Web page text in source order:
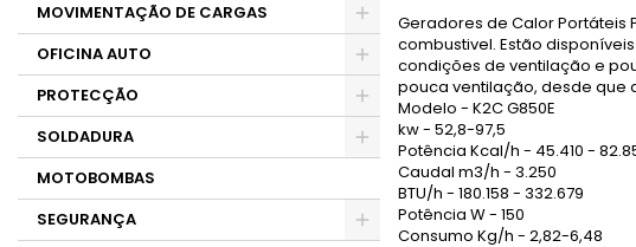
MOVIMENTAÇÃO DE CARGAS
OFICINA AUTO
PROTECÇÃO
SOLDADURA
MOTOBOMBAS
SEGURANÇA
Geradores de Calor
combustivel. Estão
condições de ventilação e
pouca ventilação, desde que
Modelo - K2C G850E
kw - 52,8-97,5
Potência Kcal/h - 45.410 -
Caudal m3/h - 3.250
BTU/h - 180.158 - 332.679
Potência W - 150
Consumo Kg/h - 2,82-6,48